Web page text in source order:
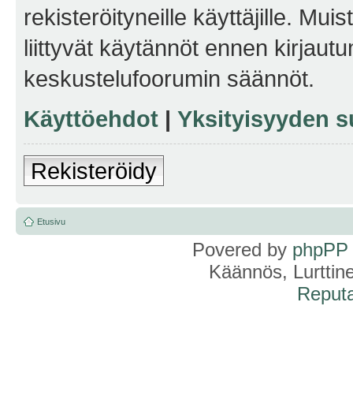
rekisteröityneille käyttäjille.
liittyvät käytännöt ennen
keskustelufoorumin säännöt.
Käyttöehdot | Yksityisyyden
Rekisteröidy
Etusivu
Povered by phpPP
Käännös,